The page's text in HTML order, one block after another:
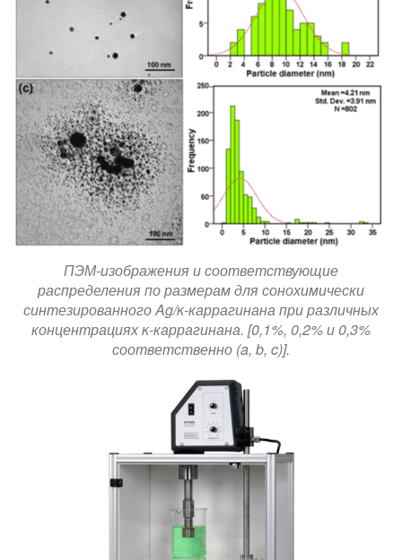
ПЭМ-изображения и соответствующие
распределения по размерам для сонохимически
синтезированного Ag/κ-каррагинана при различных
концентрациях κ-каррагинана. [0,1%, 0,2% и 0,3%
соответственно (a, b, c)].